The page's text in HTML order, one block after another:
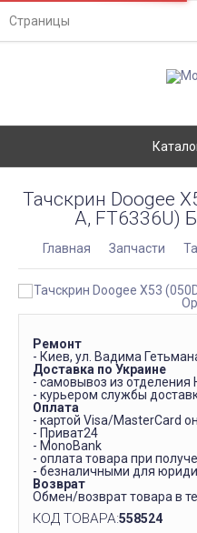
Страницы
Тачскрин Doogee
A, FT6336U)
Главная Запчасти
Ремонт
- Киев, ул. Вадима
Доставка по Украине
- самовывоз из отделения
- курьером службы
Оплата
- картой Visa/MasterCard
- Приват24
- MonoBank
- оплата товара при
- безналичными для
Возврат
Обмен/возврат товара в
КОД ТОВАРА:558524